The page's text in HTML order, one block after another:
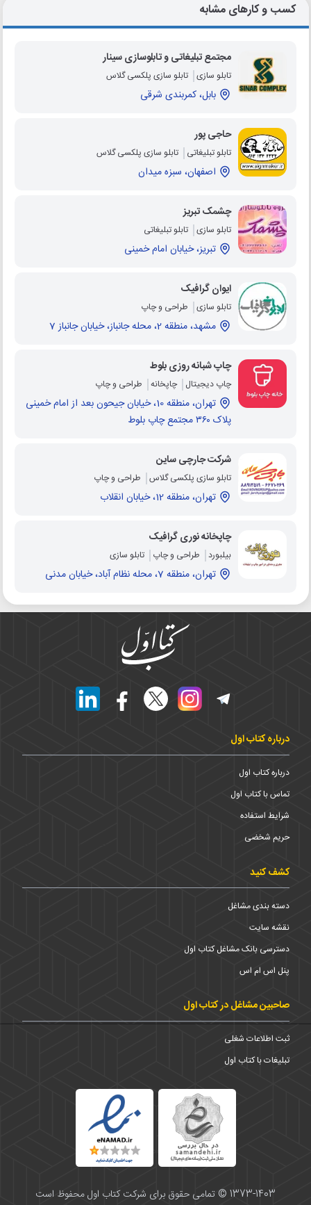
کسب و کارهای مشابه
مجتمع تبلیغاتی و تابلوسازی سینار
تابلو سازی تابلو سازی پلکسی گلاس
بابل، کمربندی شرقی
حاجی پور
تابلو تبلیغاتی تابلو سازی پلکسی گلاس
اصفهان، سبزه میدان
چشمک تبریز
تابلو سازی تابلو تبلیغاتی
تبریز، خیابان امام خمینی
ایوان گرافیک
تابلو سازی طراحی و چاپ
مشهد، منطقه 2، محله جانباز، خیابان جانباز 7
چاپ شبانه روزی بلوط
چاپ دیجیتال چاپخانه طراحی و چاپ
تهران، منطقه 10، خیابان جیحون بعد از امام خمینی
پلاک ۳۶۰ مجتمع چاپ بلوط
شرکت جارچی ساین
تابلو سازی پلکسی گلاس طراحی و چاپ
تهران، منطقه 12، خیابان انقلاب
چاپخانه نوری گرافیک
بیلبورد طراحی و چاپ تابلو سازی
تهران، منطقه 7، محله نظام آباد، خیابان مدنی
درباره کتاب اول
درباره کتاب اول
تماس با کتاب اول
شرایط استفاده
حریم شخضی
کشف کنید
دسته بندی مشاغل
نقشه سایت
دسترسی بانک مشاغل کتاب اول
پنل اس ام اس
صاحبین مشاغل در کتاب اول
ثبت اطلاعات شغلی
تبلیغات با کتاب اول
1373-1403 © تمامی حقوق برای شرکت کتاب اول محفوظ است